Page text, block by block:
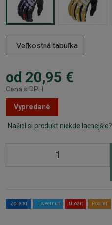
Veľkostná tabuľka
od 20,95 €
Cena s DPH
Vypredané
Našiel si produkt niekde lacnejšie?
Zdieľať Tweetnuť Uložiť Poslať